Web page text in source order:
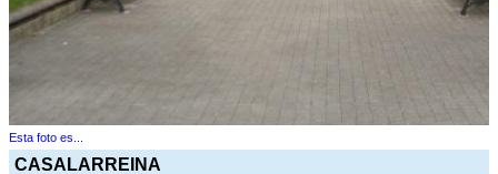
Esta foto es...
CASALARREINA